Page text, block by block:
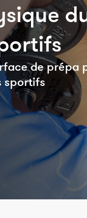
de prépa
sportifs